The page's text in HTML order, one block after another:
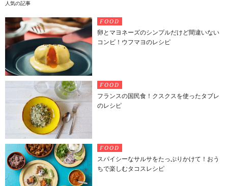
人気の記事
FOOD
卵とマヨネーズのシンプルだけど間違いない
コンビ！ウフマヨのレシピ
FOOD
フランスの国民食！クスクスを使ったタブレ
のレシピ
FOOD
スパイシーなサルサをたっぷりかけて！おう
ちで楽しむタコスレシピ